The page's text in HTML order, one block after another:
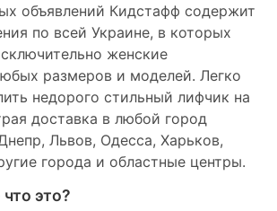
объявлений Кидстафф содержит
по всей Украине, в которых
женские
размеров и моделей. Легко
недорого стильный лифчик на
доставка в любой город
Львов, Одесса, Харьков,
города и областные центры.
это?